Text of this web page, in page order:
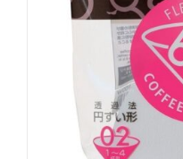
Hario V60 paberfiltrid